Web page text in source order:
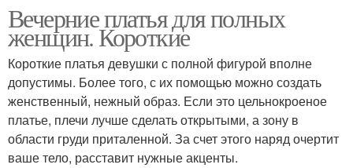
Вечерние платья для полных
женщин. Короткие
Короткие платья девушки с полной фигурой вполне
допустимы. Более того, с их помощью можно создать
женственный, нежный образ. Если это цельнокроеное
платье, плечи лучше сделать открытыми, а зону в
области груди приталенной. За счет этого наряд очертит
ваше тело, расставит нужные акценты.